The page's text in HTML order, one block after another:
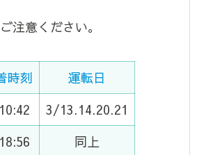
注意ください。
時刻
運転日
10:42
3/13.14.20.21
18:56 同上